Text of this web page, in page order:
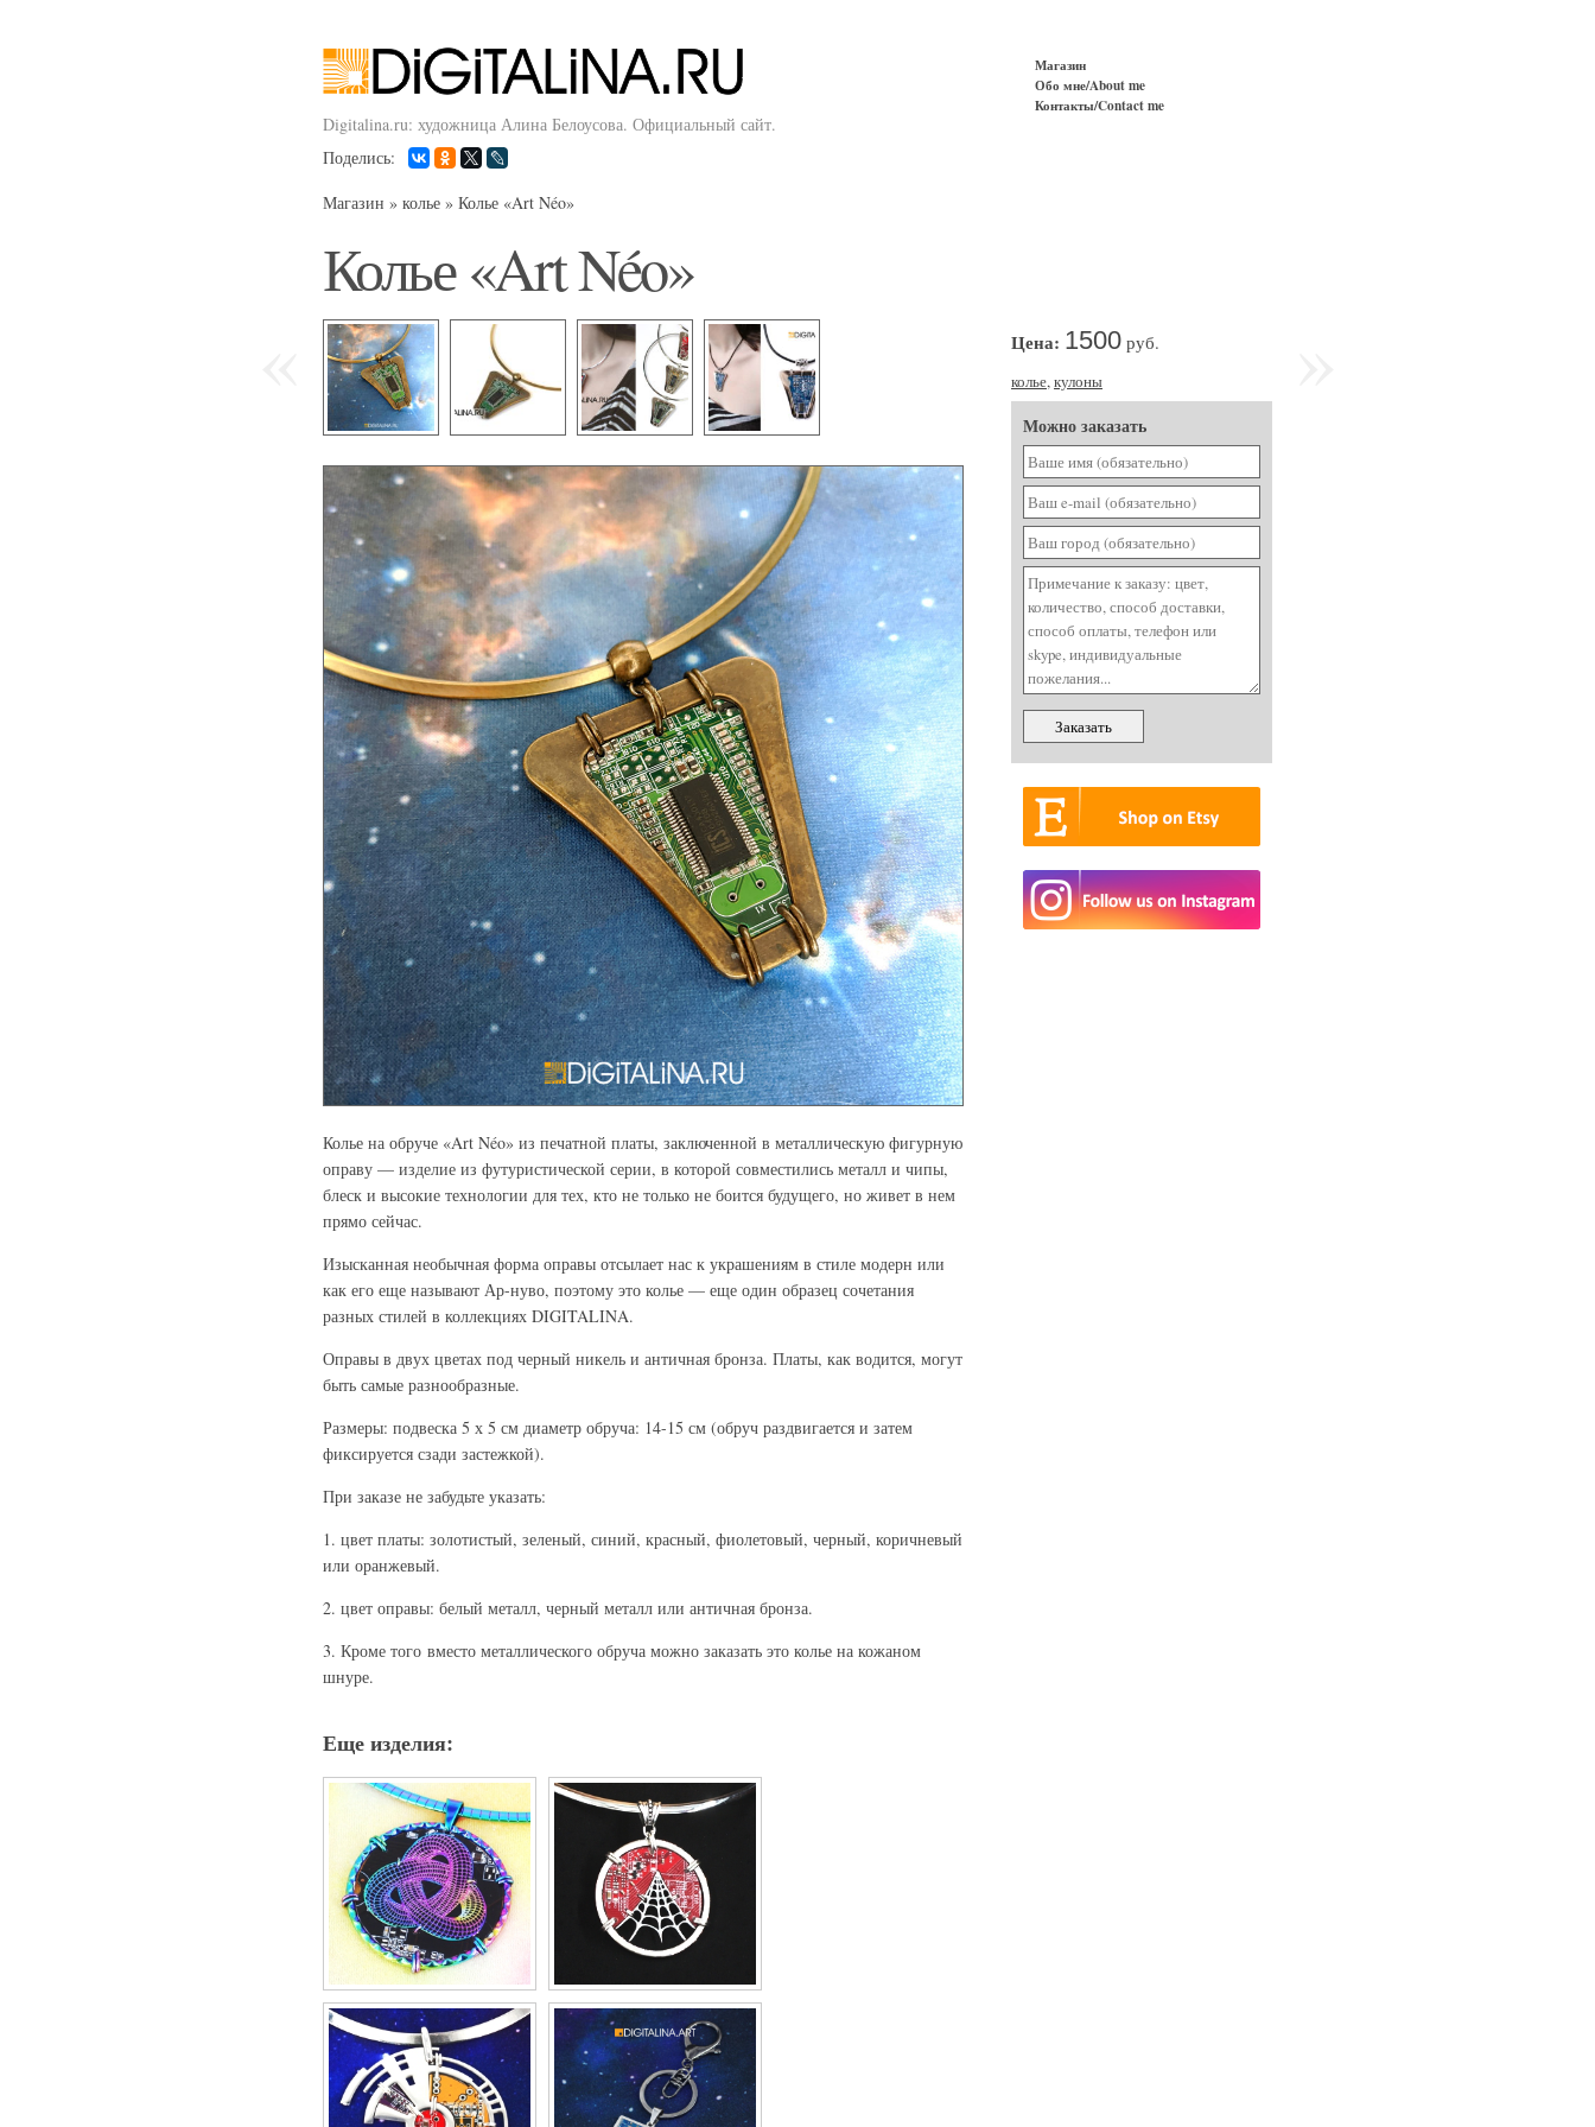
Digitalina.ru: художница Алина Белоусова. Официальный сайт.
Поделись:
Магазин
Обо мне/About me
Контакты/Contact me
Магазин » колье » Колье «Art Néo»
Колье «Art Néo»
Колье на обруче «Art Néo» из печатной платы, заключенной в металлическую фигурную
оправу — изделие из футуристической серии, в которой совместились металл и чипы,
блеск и высокие технологии для тех, кто не только не боится будущего, но живет в нем
прямо сейчас.
Изысканная необычная форма оправы отсылает нас к украшениям в стиле модерн или
как его еще называют Ар-нуво, поэтому это колье — еще один образец сочетания
разных стилей в коллекциях DIGITALINA.
Оправы в двух цветах под черный никель и античная бронза. Платы, как водится, могут
быть самые разнообразные.
Размеры: подвеска 5 х 5 см диаметр обруча: 14-15 см (обруч раздвигается и затем
фиксируется сзади застежкой).
При заказе не забудьте указать:
1. цвет платы: золотистый, зеленый, синий, красный, фиолетовый, черный, коричневый
или оранжевый.
2. цвет оправы: белый металл, черный металл или античная бронза.
3. Кроме того вместо металлического обруча можно заказать это колье на кожаном
шнуре.
Еще изделия:
Цена: 1500 руб.
колье, кулоны
Можно заказать